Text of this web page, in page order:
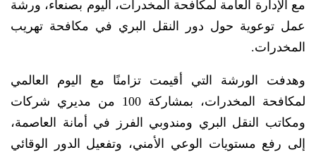
مع الإدارة العامة لمكافحة المخدرات، اليوم بصنعاء، ورشة
عمل توعوية حول دور النقل البري في مكافحة تهريب
المخدرات.
وهدفت الورشة التي أقيمت تزامنًا مع اليوم العالمي
لمكافحة المخدرات، بمشاركة 100 من مديري شركات
ومكاتب النقل البري ومندوبي الفرز في أمانة العاصمة،
إلى رفع مستويات الوعي الأمني، وتفعيل الدور الوقائي